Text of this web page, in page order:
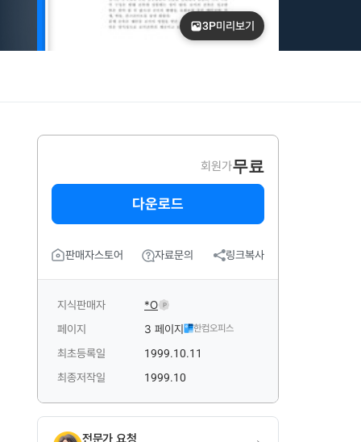
3P미리보기
회원가무료
다운로드
판매자스토어 자료문의 링크복사
지식판매자 *O P
페이지 3 페이지 한컴오피스
최초등록일
1999.10.11
최종저작일
1999.10
전문가 요청